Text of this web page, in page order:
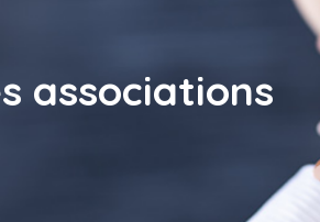
associations